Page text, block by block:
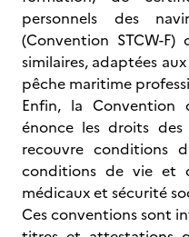
personnels des
(Convention STCW-
similaires, adaptées
pêche maritime
Enfin, la Convention
énonce les droits
recouvre conditions
conditions de vie et
médicaux et sécurité
Ces conventions sont